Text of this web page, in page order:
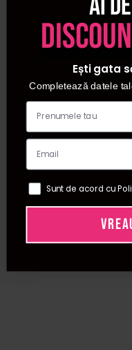
Ești gata
Completează datele
Sunt de acord cu